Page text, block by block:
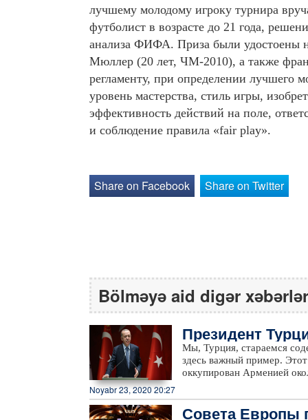
лучшему молодому игроку турнира
футболист в возрасте до 21 года,
анализа ФИФА. Приза были удостоены
Мюллер (20 лет, ЧМ-2010), а также
регламенту, при определении лучшего
уровень мастерства, стиль игры,
эффективность действий на поле,
и соблюдение правила «fair play».
Share on Facebook Share on Twitter
Bölməyə aid digər xəbərlər
Президент
географии, в
Мы, Турция, стараемся
здесь важный пример.
оккупирован Арменией
никаких шагов для
Российской Федерацией в
Noyabr 23, 2020 20:27
Совета Европы